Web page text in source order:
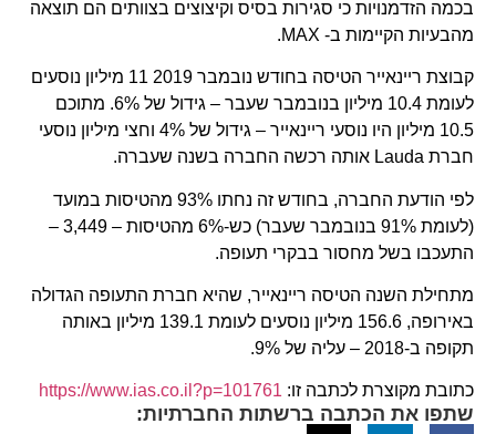
בכמה הזדמנויות כי סגירות בסיס וקיצוצים בצוותים הם תוצאה
מהבעיות הקיימות ב- MAX.
קבוצת ריינאייר הטיסה בחודש נובמבר 2019 11 מיליון נוסעים
לעומת 10.4 מיליון בנובמבר שעבר – גידול של 6%. מתוכם
10.5 מיליון היו נוסעי ריינאייר – גידול של 4% וחצי מיליון נוסעי
חברת Lauda אותה רכשה החברה בשנה שעברה.
לפי הודעת החברה, בחודש זה נחתו 93% מהטיסות במועד
(לעומת 91% בנובמבר שעבר) כש-6% מהטיסות – 3,449 –
התעכבו בשל מחסור בבקרי תעופה.
מתחילת השנה הטיסה ריינאייר, שהיא חברת התעופה הגדולה
באירופה, 156.6 מיליון נוסעים לעומת 139.1 מיליון באותה
תקופה ב-2018 – עליה של 9%.
כתובת מקוצרת לכתבה זו: https://www.ias.co.il?p=101761
שתפו את הכתבה ברשתות החברתיות: